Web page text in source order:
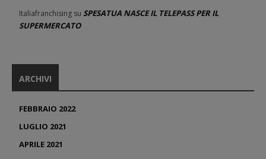
Italiafranchising su SPESATUA NASCE IL TELEPASS PER IL
SUPERMERCATO
ARCHIVI
FEBBRAIO 2022
LUGLIO 2021
APRILE 2021